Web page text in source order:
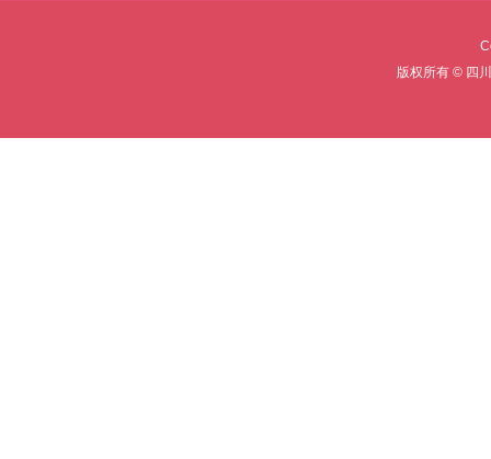
版权所有 © 四